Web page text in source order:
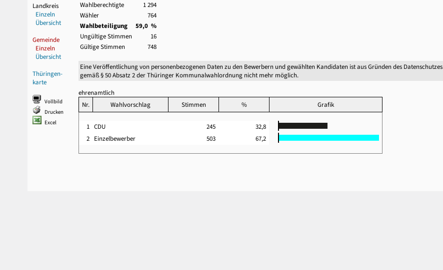
Landkreis
Einzeln
Übersicht
Gemeinde
Einzeln
Übersicht
Thüringen-
karte
Vollbild
Drucken
Excel
Wahlberechtigte
1 294
Wähler
764
Wahlbeteiligung
59,0 %
Ungültige Stimmen
16
Gültige Stimmen
748
Eine Veröffentlichung von personenbezogenen Daten zu den Bewerbern und gewählten Kandidaten ist aus Gründen des Datenschutzes
gemäß § 50 Absatz 2 der Thüringer Kommunalwahlordnung nicht mehr möglich.
ehrenamtlich
Nr.
Wahlvorschlag Stimmen % Grafik
1 CDU 245
32,8
2 Einzelbewerber 503 67,2